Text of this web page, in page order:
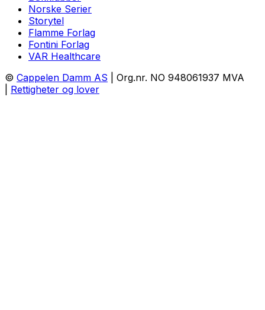
Norske Serier
Storytel
Flamme Forlag
Fontini Forlag
VAR Healthcare
© Cappelen Damm AS | Org.nr. NO 948061937 MVA
Rettigheter og lover